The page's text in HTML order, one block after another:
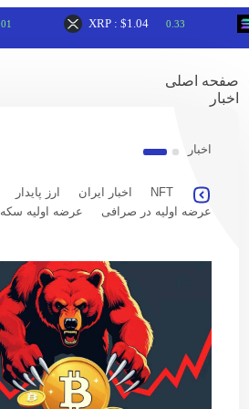
XRP : $1.04 0.33
صفحه اصلی
اخبار
اخبار
NFT اخبار ایران ارز پایدار
عرضه اولیه در صرافی
عرضه اولیه سکه